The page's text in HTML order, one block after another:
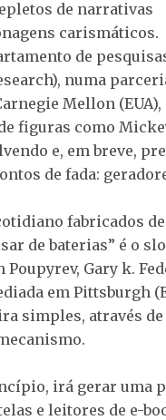
de narrativas
carismáticos.
de
numa
Mellon (EUA),
figuras como
e, em breve,
de fada:
fabricados
de baterias” é o
Poupyrev, Gary k.
em Pittsburgh
simples, através
irá gerar uma
e leitores de e-